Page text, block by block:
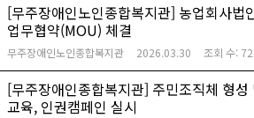
[무주장애인노인종합복지관] 농업회사법
업무협약(MOU) 체결
무주장애인노인종합복지관 2026.03.30 조회 수: 72
[무주장애인종합복지관] 주민조직체 형
교육, 인권캠페인 실시